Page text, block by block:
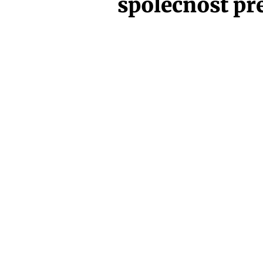
společnost